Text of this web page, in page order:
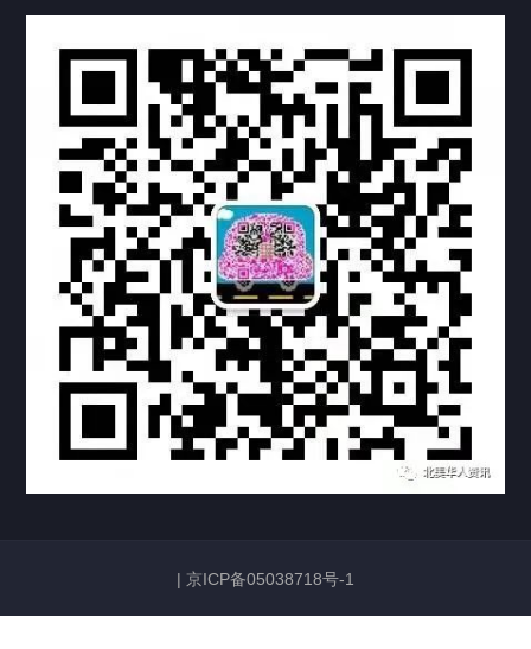
热门标签 TAG
机构链接
联系方式 关于我们
下载与支持
资料下载 视频中心
常见问题
购买流程 版权条款
| 京ICP备05038718号-1